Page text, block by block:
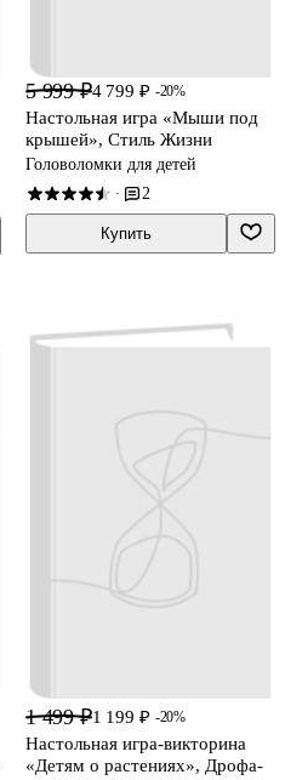
5 999 ₽4 799 ₽ -20%
Настольная игра «Мыши под
крышей», Стиль Жизни
Головоломки для детей
· 2
Купить
1 499 ₽1 199 ₽ -20%
Настольная игра-викторина
«Детям о растениях», Дрофа-